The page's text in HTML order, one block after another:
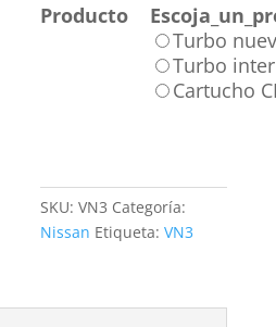
Producto
Turbo
Turbo
Cartucho
SKU:VN3 Categoría:
Nissan Etiqueta:VN3